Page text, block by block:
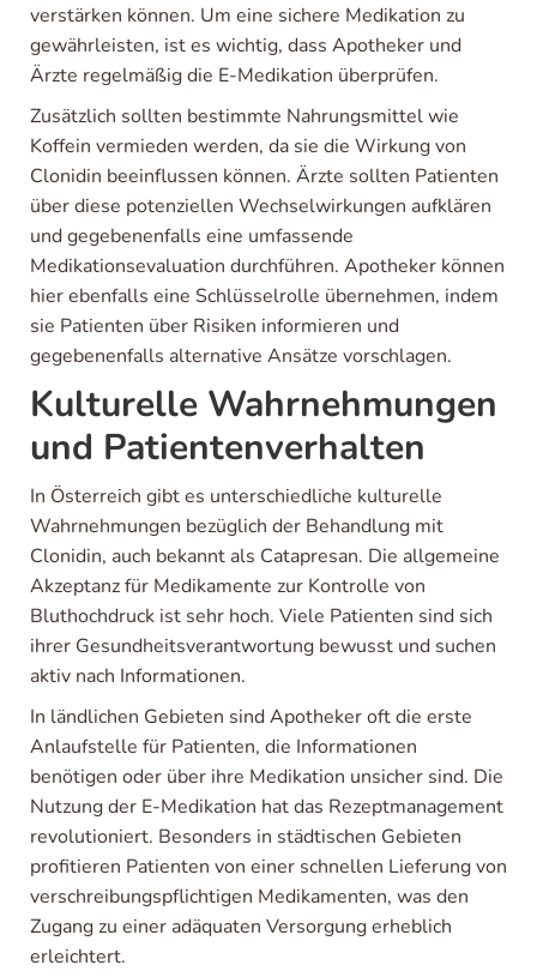
verstärken können. Um eine sichere Medikation zu
gewährleisten, ist es wichtig, dass Apotheker und
Ärzte regelmäßig die E-Medikation überprüfen.
Zusätzlich sollten bestimmte Nahrungsmittel wie
Koffein vermieden werden, da sie die Wirkung von
Clonidin beeinflussen können. Ärzte sollten Patienten
über diese potenziellen Wechselwirkungen aufklären
und gegebenenfalls eine umfassende
Medikationsevaluation durchführen. Apotheker können
hier ebenfalls eine Schlüsselrolle übernehmen, indem
sie Patienten über Risiken informieren und
gegebenenfalls alternative Ansätze vorschlagen.
Kulturelle Wahrnehmungen
und Patientenverhalten
In Österreich gibt es unterschiedliche kulturelle
Wahrnehmungen bezüglich der Behandlung mit
Clonidin, auch bekannt als Catapresan. Die allgemeine
Akzeptanz für Medikamente zur Kontrolle von
Bluthochdruck ist sehr hoch. Viele Patienten sind sich
ihrer Gesundheitsverantwortung bewusst und suchen
aktiv nach Informationen.
In ländlichen Gebieten sind Apotheker oft die erste
Anlaufstelle für Patienten, die Informationen
benötigen oder über ihre Medikation unsicher sind. Die
Nutzung der E-Medikation hat das Rezeptmanagement
revolutioniert. Besonders in städtischen Gebieten
profitieren Patienten von einer schnellen Lieferung von
verschreibungspflichtigen Medikamenten, was den
Zugang zu einer adäquaten Versorgung erheblich
erleichtert.